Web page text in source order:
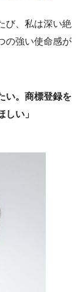
び、私は深い絶
の強い使命感が
い。商標登録を
い」